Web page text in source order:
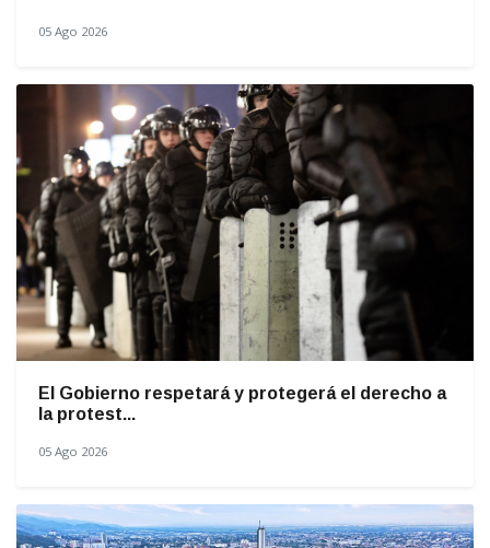
05 Ago 2026
El Gobierno respetará y protegerá el derecho a
la protest...
05 Ago 2026